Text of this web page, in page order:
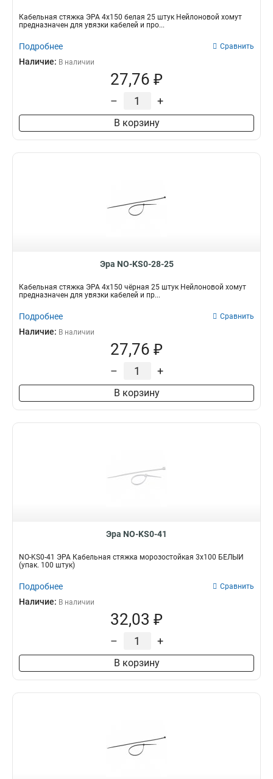
Кабельная стяжка ЭРА 4х150 белая 25 штук Нейлоновой хомут
предназначен для увязки кабелей и про...
Подробнее Сравнить
Наличие: В наличии
27,76 ₽
– +
В корзину
Эра NO-KS0-28-25
Кабельная стяжка ЭРА 4х150 чёрная 25 штук Нейлоновой хомут
предназначен для увязки кабелей и пр...
Подробнее Сравнить
Наличие: В наличии
27,76 ₽
– +
В корзину
Эра NO-KS0-41
NO-KS0-41 ЭРА Кабельная стяжка морозостойкая 3x100 БЕЛЫЙ
(упак. 100 штук)
Подробнее Сравнить
Наличие: В наличии
32,03 ₽
– +
В корзину